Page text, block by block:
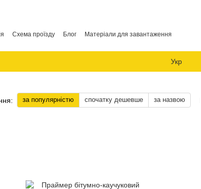
Схема проїзду Блог Матеріали для завантаження
Укр
за популярністю спочатку дешевше за назвою